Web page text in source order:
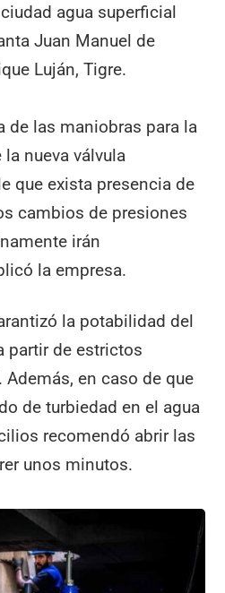
agua superficial
Juan Manuel de
Luján, Tigre.
de las maniobras para la
nueva válvula
que exista presencia de
cambios de presiones
irán
la empresa.
la potabilidad del
partir de estrictos
en caso de que
de turbiedad en el agua
recomendó abrir las
unos minutos.